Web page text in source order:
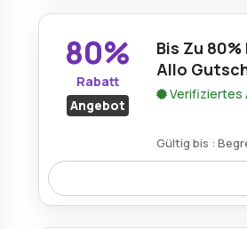
80%
Rabatt
Angebot
Bis Zu
Allo
Verifiziertes
Gültig bis :
Bis zu 80% Rabatt sind im